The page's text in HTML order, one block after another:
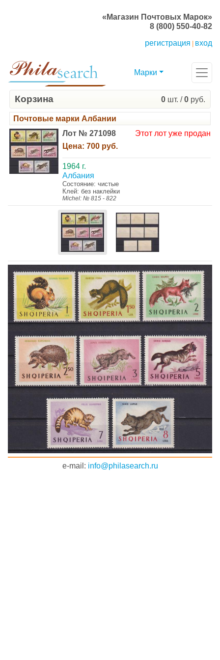
«Магазин Почтовых Марок»
8 (800) 550-40-82
регистрация
вход
Марки
Корзина 0 шт. /0 руб.
Почтовые марки Албании
Лот № 271098
Цена: 700 руб.
Этот лот уже продан
1964 г.
Албания
Состояние: чистые
Клей: без наклейки
Michel: № 815 - 822
e-mail: info@philasearch.ru